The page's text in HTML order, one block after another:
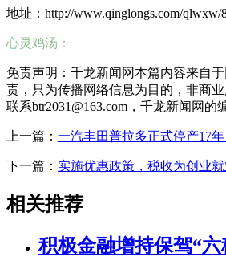
地址：http://www.qinglongs.com/qlwxw/
心灵鸡汤：
免责声明：千龙新闻网本篇内容来自
责，只为传播网络信息为目的，非商
联系btr2031@163.com，千龙新闻网的
上一篇： 一汽丰田普拉多正式停产17
下一篇： 实施优惠政策，税收为创业
相关推荐
积极金融增持保驾“六